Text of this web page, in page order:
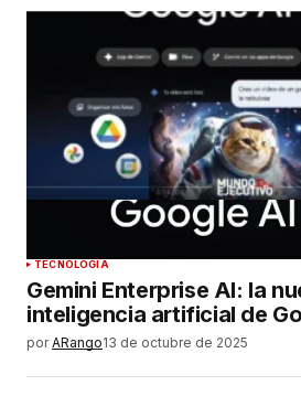
TECNOLOGÍA
Gemini Enterprise AI: la
inteligencia artificial de
por ARango13 de octubre de 2025